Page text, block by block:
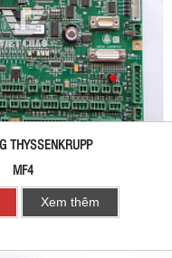
THYSSENKRUPP
MF4
Xem thêm